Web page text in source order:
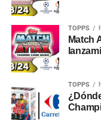
TOPPS
Match
TOPPS